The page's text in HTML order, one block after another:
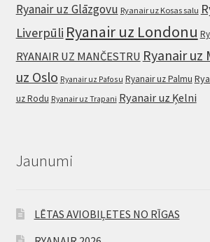
Ryanair uz Glāzgovu Ryanair uz Kosas salu
Liverpūli Ryanair uz Londonu
RYANAIR UZ MANČESTRU Ryanair uz
uz Oslo Ryanair uz Pafosu Ryanair uz Palmu
uz Rodu Ryanair uz Trapani Ryanair uz Ķelni
Jaunumi
LĒTAS AVIOBIĻETES NO RĪGAS